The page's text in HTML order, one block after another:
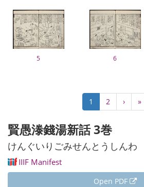
5 6
Current
page
1 Page
2
Next
page
› »
賢愚漛錢湯新話 3巻
けんぐいりごみせんとうしんわ
IIIF Manifest
Open PDF